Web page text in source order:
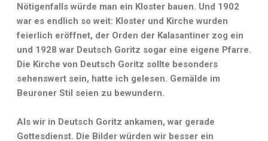
Nötigenfalls würde man ein Kloster bauen. Und 1902
war es endlich so weit: Kloster und Kirche wurden
feierlich eröffnet, der Orden der Kalasantiner zog ein
und 1928 war Deutsch Goritz sogar eine eigene Pfarre.
Die Kirche von Deutsch Goritz sollte besonders
sehenswert sein, hatte ich gelesen. Gemälde im
Beuroner Stil seien zu bewundern.
Als wir in Deutsch Goritz ankamen, war gerade
Gottesdienst. Die Bilder würden wir besser ein